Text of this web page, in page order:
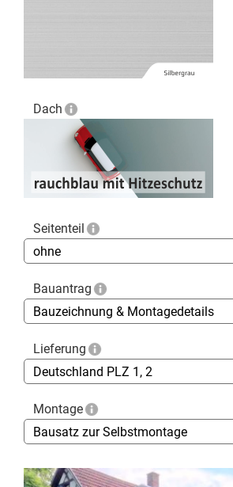
Dach
Seitenteil
Bauantrag
Lieferung
Montage
Skip